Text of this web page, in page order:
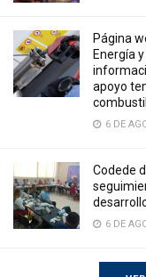
Página
Energía
apoyo
6 DE
Codede
6 DE